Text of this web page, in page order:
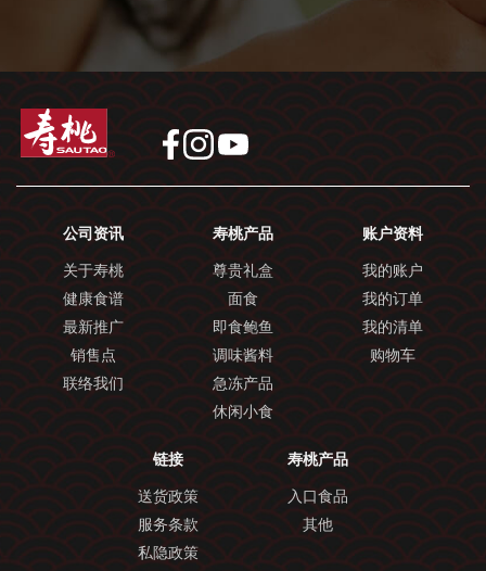
公司资讯
关于寿桃
健康食谱
最新推广
销售点
联络我们
寿桃产品
尊贵礼盒
面食
即食鲍鱼
调味酱料
急冻产品
休闲小食
寿桃产品
入口食品
其他
链接
送货政策
服务条款
私隐政策
账户资料
我的账户
我的订单
我的清单
购物车